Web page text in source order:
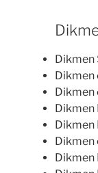
Dikmen
Dikmen
Dikmen
Dikmen
Dikmen
Dikmen
Dikmen